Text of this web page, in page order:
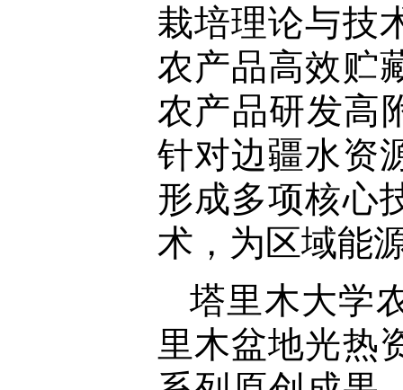
栽培理论与技
农产品高效贮
农产品研发高
针对边疆水资
形成多项核心
术，为区域能
塔里木大学
里木盆地光热